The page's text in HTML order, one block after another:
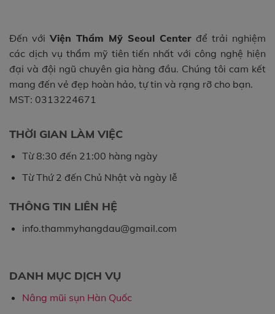
Đến với Viện Thẩm Mỹ Seoul Center để trải nghiệm
các dịch vụ thẩm mỹ tiên tiến nhất với công nghệ hiện
đại và đội ngũ chuyên gia hàng đầu. Chúng tôi cam kết
mang đến vẻ đẹp hoàn hảo, tự tin và rạng rỡ cho bạn.
MST: 0313224671
THỜI GIAN LÀM VIỆC
Từ 8:30 đến 21:00 hàng ngày
Từ Thứ 2 đến Chủ Nhật và ngày lễ
THÔNG TIN LIÊN HỆ
info.thammyhangdau@gmail.com
DANH MỤC DỊCH VỤ
Nâng mũi sụn Hàn Quốc